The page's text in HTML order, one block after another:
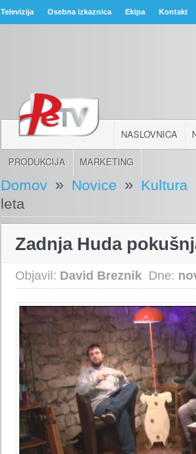
Televizija Osebna izkaznica Ekipa Kontakt
NASLOVNICA
PRODUKCIJA MARKETING
Domov » Novice » Kultura
leta
Zadnja Huda
Objavil: David Breznik Dne: